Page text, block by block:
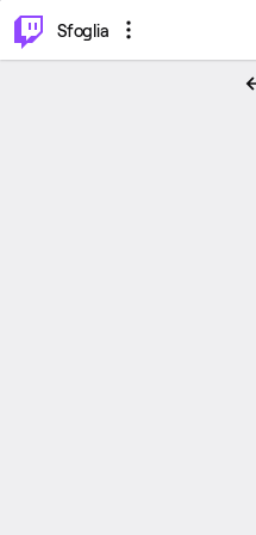
Sfoglia